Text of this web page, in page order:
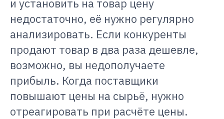
и установить на товар цену
недостаточно, её нужно регулярно
анализировать. Если конкуренты
продают товар в два раза дешевле,
возможно, вы недополучаете
прибыль. Когда поставщики
повышают цены на сырьё, нужно
отреагировать при расчёте цены.